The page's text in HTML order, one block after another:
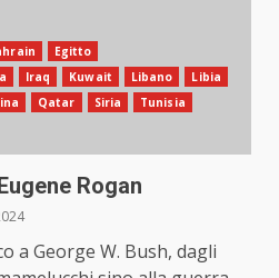
Egitto
Iraq Kuwait Libano
Libia
Qatar Siria
Tunisia
Rogan
a George W. Bush, dagli